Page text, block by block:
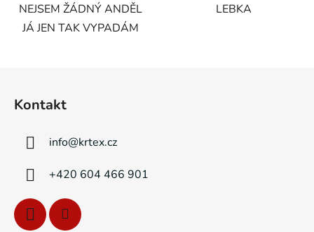
NEJSEM ŽÁDNÝ ANDĚL
JÁ JEN TAK VYPADÁM
LEBKA
Kontakt
info@krtex.cz
+420 604 466 901